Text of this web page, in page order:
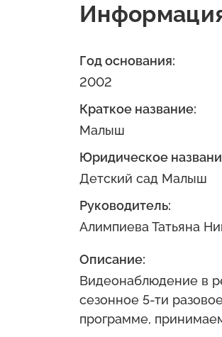
Год основания:
2002
Краткое название:
Малыш
Юридическое
Детский сад Малыш
Руководитель:
Алимпиева Татьяна
Описание:
Видеонаблюдение в
сезонное 5-ти
программе,